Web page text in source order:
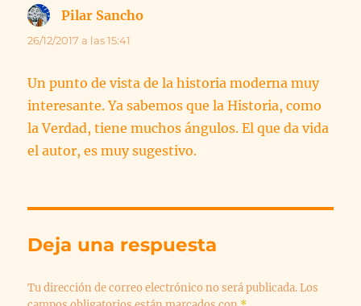
Pilar Sancho
26/12/2017 a las 15:41
Un punto de vista de la historia moderna muy
interesante. Ya sabemos que la Historia, como
la Verdad, tiene muchos ángulos. El que da vida
el autor, es muy sugestivo.
Deja una respuesta
Tu dirección de correo electrónico no será publicada. Los